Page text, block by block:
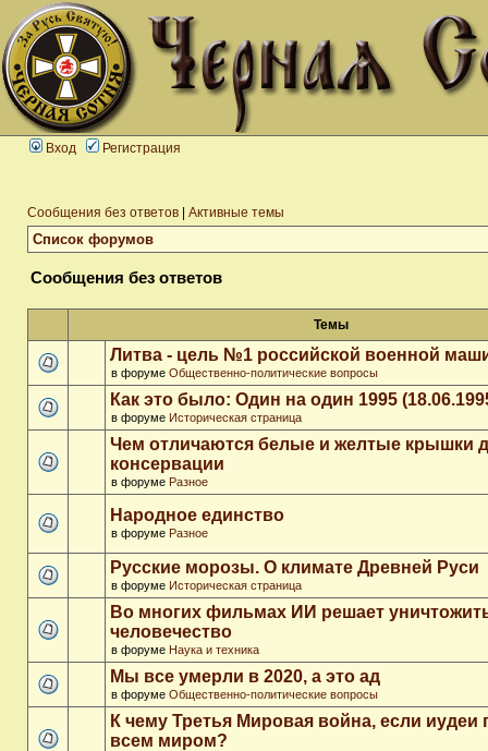
Вход Регистрация
Сообщения без ответов Активные темы
Список форумов
Сообщения без ответов
Темы
Литва - цель №1 российской военной
в форуме Общественно-политические вопросы
Как это было: Один на один 1995
в форуме Историческая страница
Чем отличаются белые и желтые крышки
консервации
в форуме Разное
Народное единство
в форуме Разное
Русские морозы. О климате Древней Руси
в форуме Историческая страница
Во многих фильмах ИИ решает
человечество
в форуме Наука и техника
Мы все умерли в 2020, а это ад
в форуме Общественно-политические вопросы
К чему Третья Мировая война, если иудеи
всем миром?